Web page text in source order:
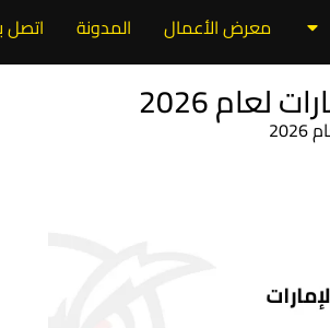
معرض الأعمال المدونة اتصل
2026